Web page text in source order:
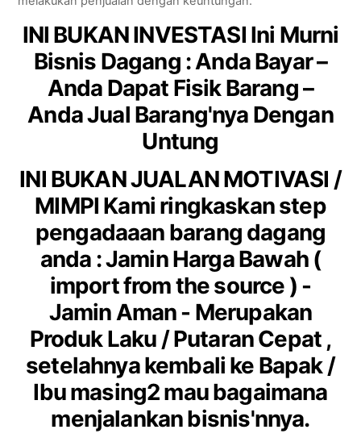
INI BUKAN INVESTASI Ini Murni
Bisnis Dagang : Anda Bayar –
Anda Dapat Fisik Barang –
Anda Jual Barang'nya Dengan
Untung
INI BUKAN JUALAN MOTIVASI /
MIMPI Kami ringkaskan step
pengadaaan barang dagang
anda : Jamin Harga Bawah (
import from the source ) -
Jamin Aman - Merupakan
Produk Laku / Putaran Cepat ,
setelahnya kembali ke Bapak /
Ibu masing2 mau bagaimana
menjalankan bisnis'nnya.